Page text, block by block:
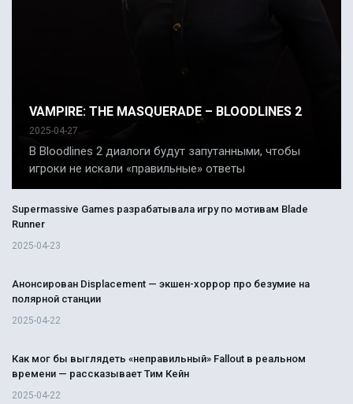
VAMPIRE: THE MASQUERADE – BLOODLINES 2
2025-04-27
В Bloodlines 2 диалоги будут запутанными, чтобы
игроки не искали «правильные» ответы
Supermassive Games разрабатывала игру по мотивам Blade
Runner
2025-04-23
Анонсирован Displacement — экшен-хоррор про безумие на
полярной станции
2025-04-22
Как мог бы выглядеть «неправильный» Fallout в реальном
времени — рассказывает Тим Кейн
2025-04-22